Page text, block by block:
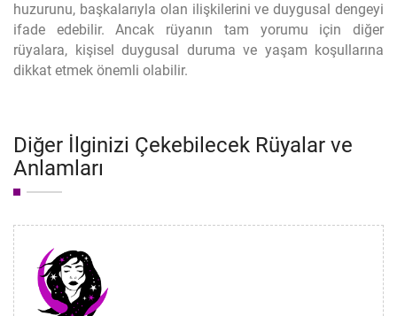
huzurunu, başkalarıyla olan ilişkilerini ve duygusal dengeyi
ifade edebilir. Ancak rüyanın tam yorumu için diğer
rüyalara, kişisel duygusal duruma ve yaşam koşullarına
dikkat etmek önemli olabilir.
Diğer İlginizi Çekebilecek Rüyalar ve
Anlamları